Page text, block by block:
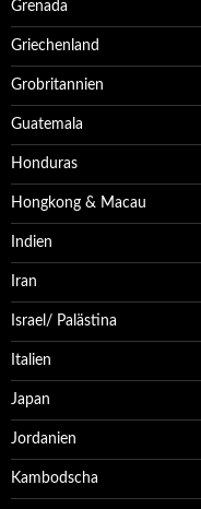
Grenada
Griechenland
Grobritannien
Guatemala
Honduras
Hongkong & Macau
Indien
Iran
Israel/ Palästina
Italien
Japan
Jordanien
Kambodscha